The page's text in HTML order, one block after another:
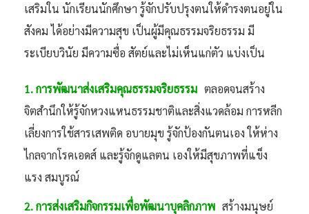
เสริมใน นักเรียนนักศึกษา รู้จักปรับปรุงตนให้ดำรงตนอยู่ใน
สังคม ได้อย่างมีความสุข เป็นผู้มีคุณธรรมจริยธรรม มี
ระเบียบวินัย มีความซื่อ สัตย์และไม่เห็นแก่ตัว แบ่งเป็น
1. การพัฒนาส่งเสริมคุณธรรมจริยธรรม ตลอดจนสร้าง
จิตสำนึกให้รู้จักหวงแหนธรรมชาติและสิ่งแวดล้อม การหลีก
เลี่ยงการใช้สารเสพติด อบายมุข รู้จักป้องกันตนเอง ให้ห่าง
ไกลจากโรคเอดส์ และรู้จักดูแลตน เองให้มีสุขภาพที่แข็ง
แรง สมบูรณ์
2. การส่งเสริมกิจกรรมเพื่อพัฒนาบุคลิกภาพ สร้างมนุษย์